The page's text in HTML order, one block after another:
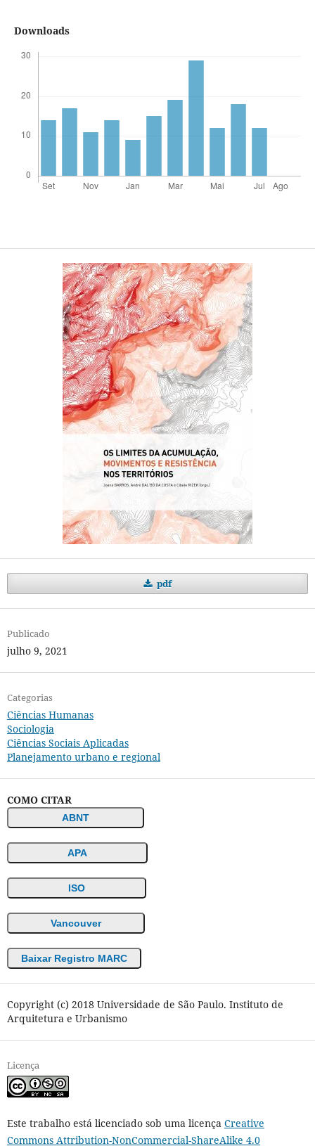
Downloads
pdf
Publicado
julho 9, 2021
Categorias
Ciências Humanas
Sociologia
Ciências Sociais Aplicadas
Planejamento urbano e regional
COMO CITAR
ABNT
APA
ISO
Vancouver
Baixar Registro MARC
Copyright (c) 2018 Universidade de São Paulo. Instituto de
Arquitetura e Urbanismo
Licença
Este trabalho está licenciado sob uma licença Creative
Commons Attribution-NonCommercial-ShareAlike 4.0